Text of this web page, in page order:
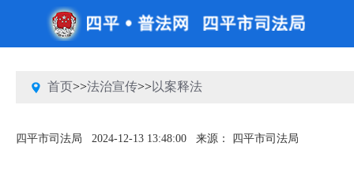
首页>>法治宣传>>以案释法
四平市司法局 2024-12-13 13:48:00 来源： 四平市司法局